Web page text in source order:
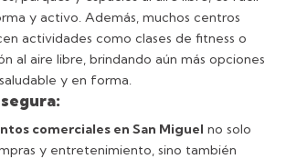
y activo. Además, muchos centros
actividades como clases de fitness o
al aire libre, brindando aún más opciones
y en forma.
comerciales en San Miguel no solo
y entretenimiento, sino también